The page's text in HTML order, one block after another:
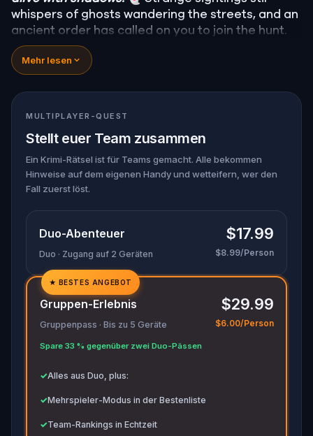
whispers of ghosts wandering the streets, and an
ancient order has called on you to join the hunt.
Armed with a mysterious device that detects the
supernatural, you must uncover the truth behind
ten wandering spirits. Some are harmless, lost
between worlds…one hides a dark purpose,
plotting to unleash terror on the living.
their secrets before the evil ghost claims the city
for its own. 🕷️
Mehr lesen
MULTIPLAYER-QUEST
Stellt euer Team zusammen
Ein Krimi-Rätsel ist für Teams gemacht. Alle bekommen
Hinweise auf dem eigenen Handy und wetteifern, wer den
Fall zuerst löst.
Duo-Abenteuer
Duo · Zugang auf 2 Geräten
$17.99
$8.99/Person
✓
✓
★ BESTES ANGEBOT
Gruppen-Erlebnis
Gruppenpass · Bis zu 5 Geräte
Spare 33 % gegenüber zwei Duo-Pässen
$29.99
$6.00/Person
✓Alles aus Duo, plus:
✓Mehrspieler-Modus in der Bestenliste
✓Team-Rankings in Echtzeit